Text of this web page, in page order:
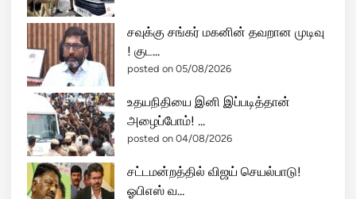
சவுக்கு சங்கர் மகனின் தவறான முடிவு
! குட...
posted on 05/08/2026
உதயநிதியை இனி இப்படித்தான்
அழைப்போம்! ...
posted on 04/08/2026
சட்டமன்றத்தில் விஜய் செயல்பாடு!
ஓபிஎஸ் வ...